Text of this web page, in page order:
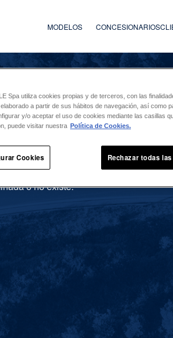
MODELOS CONCESIONARIOS
o no existe.
Spa utiliza cookies propias y de terceros, con las
a partir de sus hábitos de navegación, así como
y/o aceptar el uso de cookies mediante las casillas
puede visitar nuestra Política de Cookies.
Cookies Rechazar todas